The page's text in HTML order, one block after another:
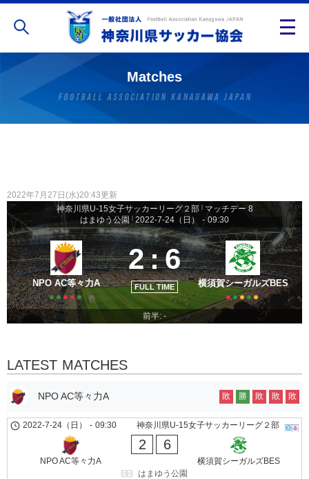
Matches
2022年7月27日(水)20:43更新
神奈川県U-15女子サッカーリーグ２部
マッチデー 8
はまゆう公園
2022-7-24（日） - 09:30
NPO AC等々力A
2:6
FULL TIME 横須賀シーガルズBES
前半: -
LATEST MATCHES
NPO AC等々力A 敗 勝 敗 敗 敗
神奈川県U-15女子サッカーリーグ２部
2022-7-24（日） - 09:30
NPO AC等々力A
2 6
横須賀シーガルズBES
はまゆう公園